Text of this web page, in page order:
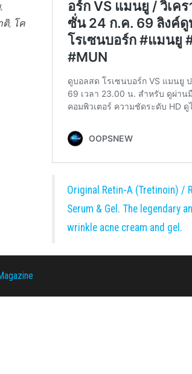
ติ, โค
Original Retin-A (Tretinoin) /
Serum & Gel. The legendary
wrinkle acne cream and gel.